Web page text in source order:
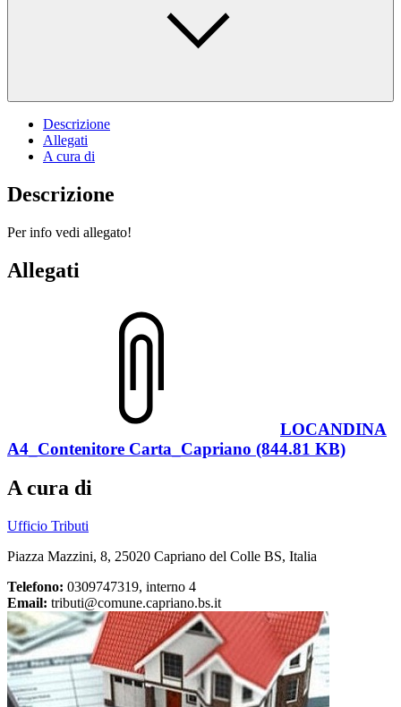
Descrizione
Allegati
A cura di
Descrizione
Per info vedi allegato!
Allegati
LOCANDINA
A4_Contenitore Carta_Capriano (844.81 KB)
A cura di
Ufficio Tributi
Piazza Mazzini, 8, 25020 Capriano del Colle BS, Italia
Telefono: 0309747319, interno 4
Email: tributi@comune.capriano.bs.it